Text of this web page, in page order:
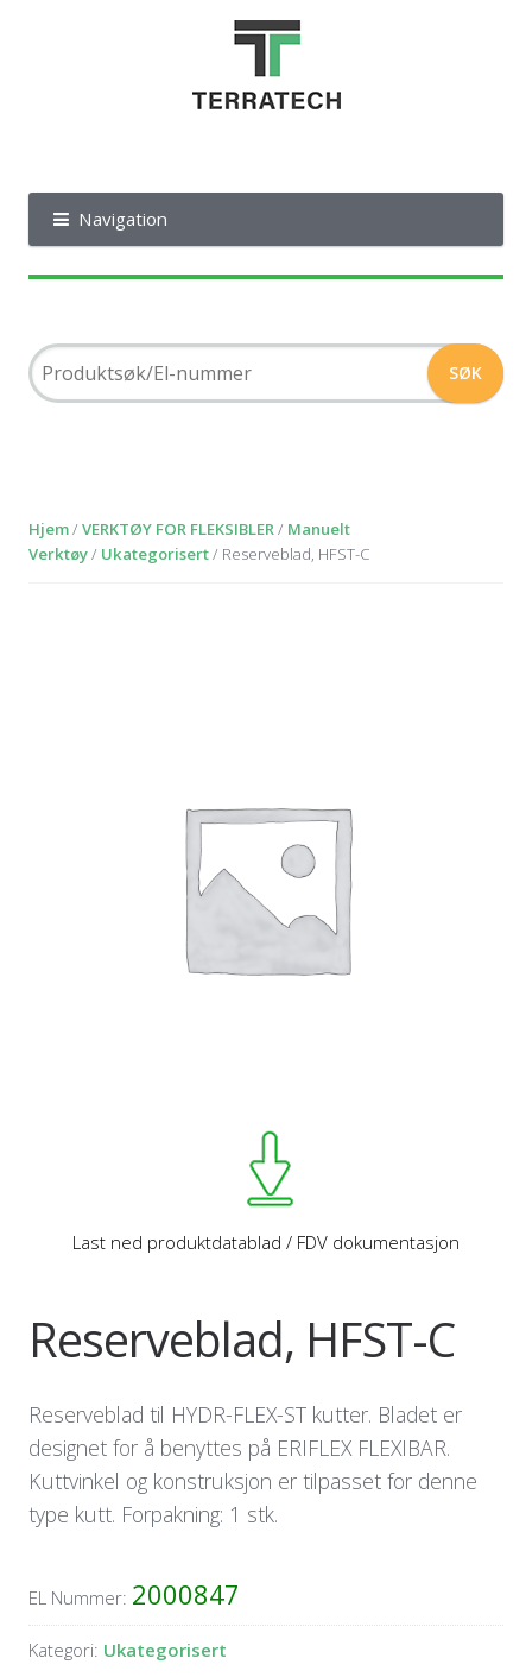
Navigation
Hjem/VERKTØY FOR FLEKSIBLER/ Manuelt
Verktøy/ Ukategorisert/ Reserveblad, HFST-C
Last ned produktdatablad / FDV dokumentasjon
Reserveblad, HFST-C
Reserveblad til HYDR-FLEX-ST kutter. Bladet er
designet for å benyttes på ERIFLEX FLEXIBAR.
Kuttvinkel og konstruksjon er tilpasset for denne
type kutt. Forpakning: 1 stk.
EL Nummer: 2000847
Kategori: Ukategorisert